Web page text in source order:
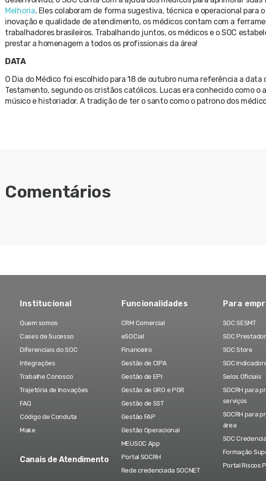
Melhoria. Eles colaboram de forma sugestiva, técnica e operacional
inovação e qualidade de atendimento, os médicos contam com a
trabalhadores brasileiros. Trabalhando juntos, os médicos e o SOC
prestar a homenagem a todos os profissionais da área!
DATA
O Dia do Médico foi escolhido para 18 de outubro numa referência a
Testamento, segundo os cristãos católicos. Lucas era conhecido como
músico e historiador. A tradição de ter o santo como o patrono dos
Comentários
Institucional
Quem somos
Cases de Sucesso
Diferenciais do SOC
Integrações
Trabalhe Conosco
Trajetória de Inovações
FAQ
Código de Conduta
Make
Canais de Atendimento
Funcionalidades
CRM Comercial
eSOCial
Financeiro
Gestão de CIPA
Gestão de EPI
Gestão de GRO e PGR
Gestão de SST
Gestão FAP
Gestão Operacional
MEUSOC App
Portal SOCRH
Rede credenciada SOCNET
Para
SOC SESMT
SOC Prestador
SOC Store
SOC
Selos Oficiais
SOCRH para
serviços
SOCRH para
área
SOC
Formação
Portal Riscos